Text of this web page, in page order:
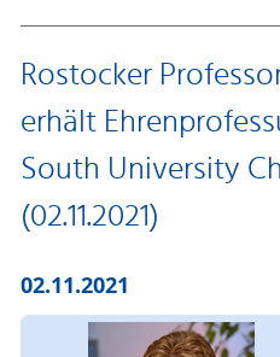
Rostocker
erhält
South University
(02.11.2021)
02.11.2021